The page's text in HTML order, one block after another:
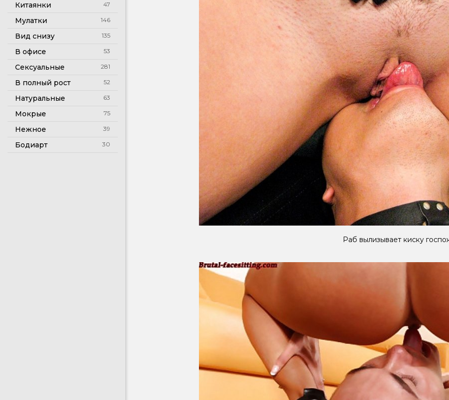
Китаянки 47
Мулатки 146
Вид снизу 135
В офисе 53
Сексуальные 281
В полный рост 52
Натуральные 63
Мокрые 75
Нежное 39
Бодиарт 30
Раб вылизывает киску